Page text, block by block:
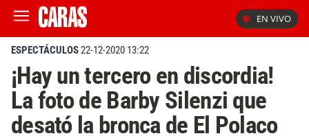
EN VIVO
ESPECTÁCULOS22-12-2020 13:22
¡Hay un tercero en discordia!
La foto de Barby Silenzi que
desató la bronca de El Polaco